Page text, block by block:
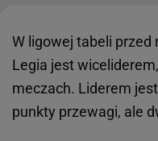
W ligowej tabeli
Legia jest
meczach. Liderem
punkty przewagi, ale